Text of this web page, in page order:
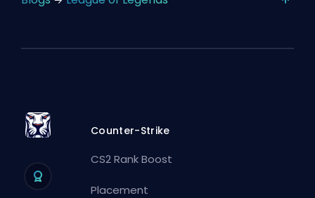
Counter-Strike
CS2 Rank Boost
Placement